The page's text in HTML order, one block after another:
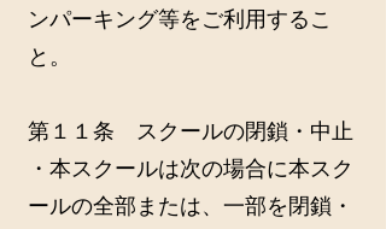
ンパーキング等をご利用するこ
と。
第１１条 スクールの閉鎖・中止
・本スクールは次の場合に本スク
ールの全部または、一部を閉鎖・